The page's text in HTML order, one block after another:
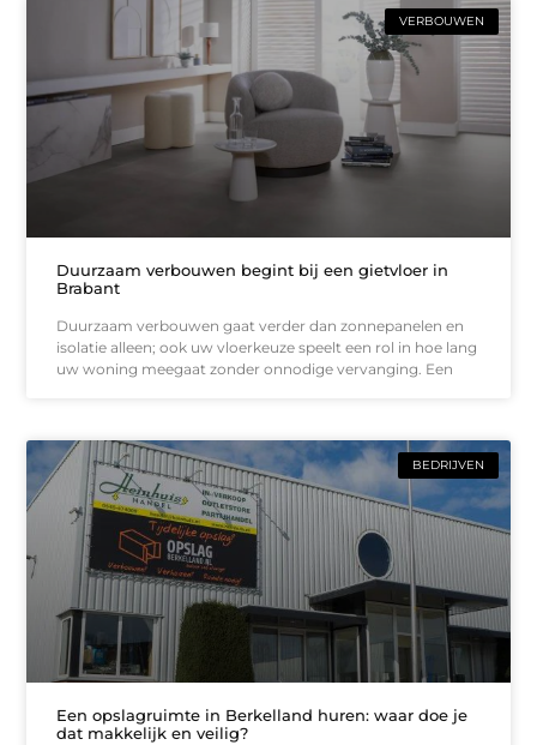
VERBOUWEN
Duurzaam verbouwen begint bij een gietvloer in
Brabant
Duurzaam verbouwen gaat verder dan zonnepanelen en
isolatie alleen; ook uw vloerkeuze speelt een rol in hoe lang
uw woning meegaat zonder onnodige vervanging. Een
BEDRIJVEN
Een opslagruimte in Berkelland huren: waar doe je
dat makkelijk en veilig?